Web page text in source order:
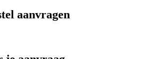
aanvragen